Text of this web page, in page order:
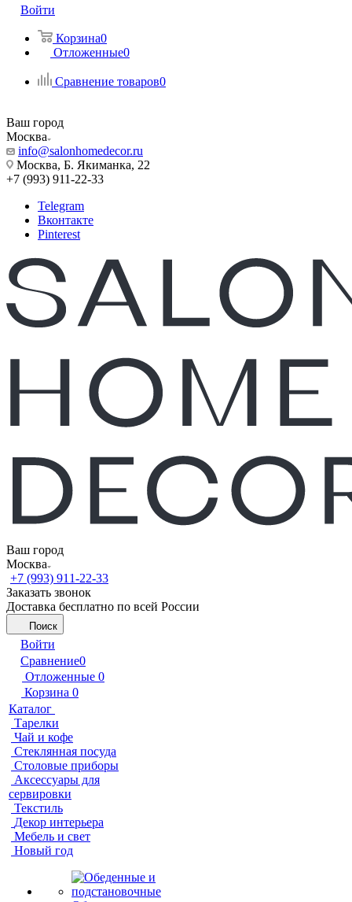
Войти
Корзина0
Отложенные0
Сравнение товаров0
Ваш город
Москва
info@salonhomedecor.ru
Москва, Б. Якиманка, 22
+7 (993) 911-22-33
Telegram
Вконтакте
Pinterest
Ваш город
Москва
+7 (993) 911-22-33
Заказать звонок
Доставка бесплатно по всей России
Поиск
Войти
Сравнение0
Отложенные 0
Корзина 0
Каталог
Тарелки
Чай и кофе
Стеклянная посуда
Столовые приборы
Аксессуары для
сервировки
Текстиль
Декор интерьера
Мебель и свет
Новый год